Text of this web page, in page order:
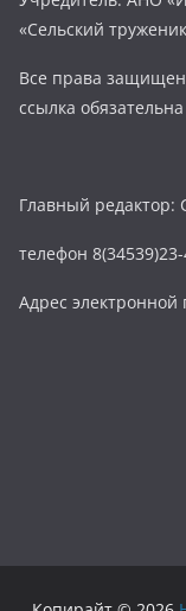
«Сельский
Все права
ссылка обязательна
Главный редактор:
телефон
Адрес